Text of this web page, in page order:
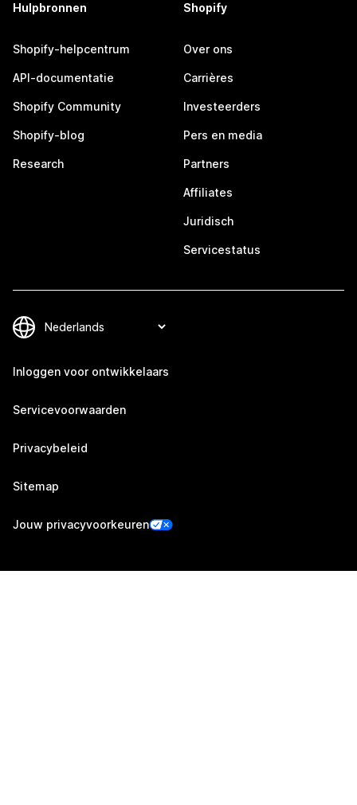
Hulpbronnen
Shopify-helpcentrum
API-documentatie
Shopify Community
Shopify-blog
Research
Shopify
Over ons
Carrières
Investeerders
Pers en media
Partners
Affiliates
Juridisch
Servicestatus
Inloggen voor ontwikkelaars
Servicevoorwaarden
Privacybeleid
Sitemap
Jouw privacyvoorkeuren